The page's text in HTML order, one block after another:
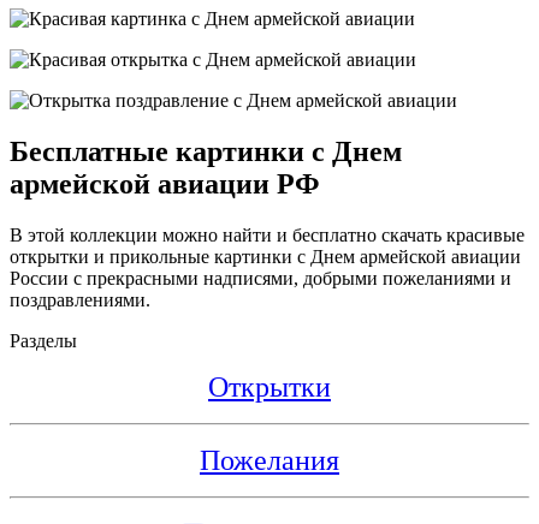
Бесплатные картинки с Днем
армейской авиации РФ
В этой коллекции можно найти и бесплатно скачать красивые
открытки и прикольные картинки с Днем армейской авиации
России с прекрасными надписями, добрыми пожеланиями и
поздравлениями.
Разделы
Открытки
Пожелания